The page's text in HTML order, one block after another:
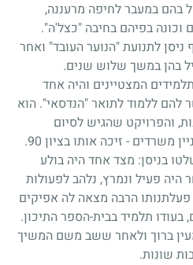
בהם במעבר לחיפה מרעננה,
וכונה בפיהם בחיבה "כצל'ה".
לתנועת "הנוער העובד" ואחר
בהן במשך שלוש שנים.
המצטיינים והיה אחד
ללמוד לתואר "הנדסאי". הוא
והפרויקט שהגיש לסיום
משרדים - זיכה אותו בציון 90
.
בניסן: מצד אחד היה בולע
היה פעיל ונמרץ, נלהב לפעולות
פעלתנותו הרבה מצאה לה אפיקים
תלמיד בבית-הספר התיכון.
ברוך ולאחר ששב משם המשיך
שונות.